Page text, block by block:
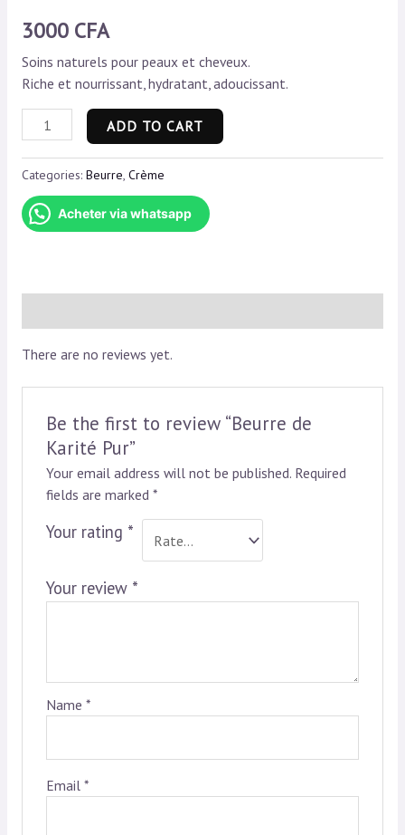
3000 CFA
Soins naturels pour peaux et cheveux.
Riche et nourrissant, hydratant, adoucissant.
Beurre
de
Karité
Pur
quantity
ADD TO CART
Categories: Beurre, Crème
Acheter via whatsapp
There are no reviews yet.
Be the first to review “Beurre de
Karité Pur”
Your email address will not be published. Required
fields are marked *
Your rating *
Your review *
Name *
Email *